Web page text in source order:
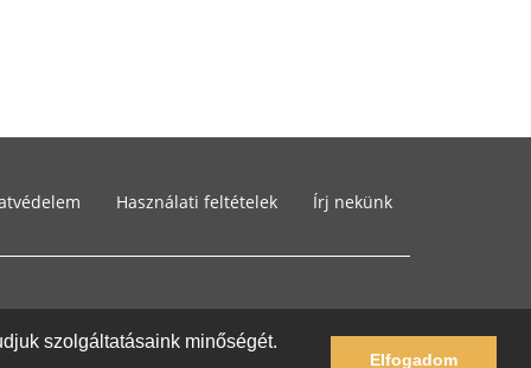
szolgáltatásaink minőségét.
Elfogadom
Használati feltételek Írj nekünk